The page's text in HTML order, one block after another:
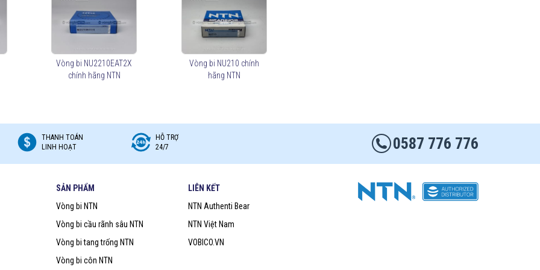
Bearings): Giảm ma sát, tăng tốc độ quay và tuổi thọ.
công nghiệp:
máy xúc).
lựa chọn mua đúng vòng bi NTN chính hãng Bạn nên lựa chọnĐại lý uỷ
( vongbiNTN.com ) là
Đại lý uỷ quyền vòng bi NTN chính hãng tại
vòng bi NTN phù hợp với ứng dụng của mình.
Vòng bi NU2210EAT2X
chính hãng NTN
Vòng bi NU210 chính
hãng NTN
THANH TOÁN
LINH HOẠT
HỖ TRỢ
24/7
0587 776 776
SẢN PHẨM
Vòng bi NTN
Vòng bi cầu rãnh sâu NTN
Vòng bi tang trống NTN
Vòng bi côn NTN
LIÊN KẾT
NTN Authenti Bear
NTN Việt Nam
VOBICO.VN